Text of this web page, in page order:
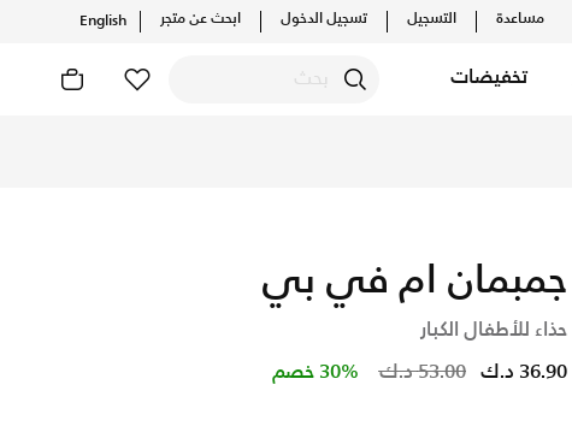
مساعدة التسجيل تسجيل الدخول ابحث عن متجر English
تخفيضات
جمبمان ام في بي
حذاء للأطفال الكبار
Price reduced from
53.00 د.ك to 36.90 د.ك 30% خصم